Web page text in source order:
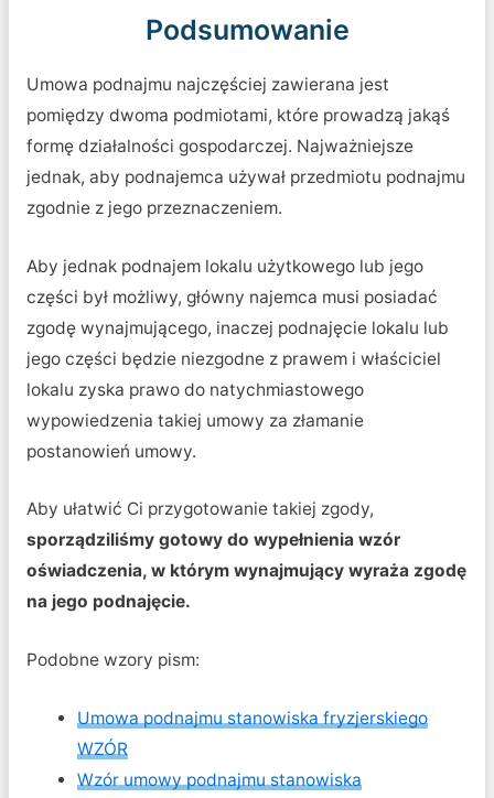
Podsumowanie
Umowa podnajmu najczęściej zawierana jest
pomiędzy dwoma podmiotami, które prowadzą jakąś
formę działalności gospodarczej. Najważniejsze
jednak, aby podnajemca używał przedmiotu podnajmu
zgodnie z jego przeznaczeniem.
Aby jednak podnajem lokalu użytkowego lub jego
części był możliwy, główny najemca musi posiadać
zgodę wynajmującego, inaczej podnajęcie lokalu lub
jego części będzie niezgodne z prawem i właściciel
lokalu zyska prawo do natychmiastowego
wypowiedzenia takiej umowy za złamanie
postanowień umowy.
Aby ułatwić Ci przygotowanie takiej zgody,
sporządziliśmy gotowy do wypełnienia wzór
oświadczenia, w którym wynajmujący wyraża zgodę
na jego podnajęcie.
Podobne wzory pism:
Umowa podnajmu stanowiska fryzjerskiego
WZÓR
Wzór umowy podnajmu stanowiska